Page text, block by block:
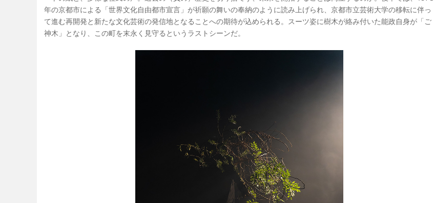
年の京都市による「世界文化自由都市宣言」が祈願の舞いの奉納のように読み上げられ、京都市立芸術大学の移転に伴っ
て進む再開発と新たな文化芸術の発信地となることへの期待が込められる。スーツ姿に樹木が絡み付いた能政自身が「ご
神木」となり、この町を末永く見守るというラストシーンだ。